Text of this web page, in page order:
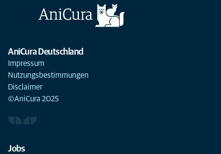
AniCura Deutschland
Impressum
Nutzungsbestimmungen
Disclaimer
©AniCura 2025
Jobs